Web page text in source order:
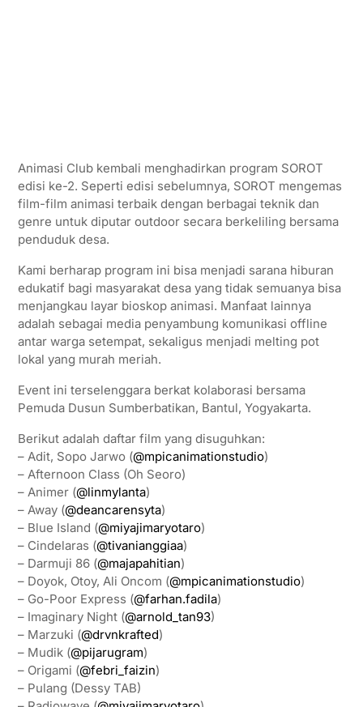
Animasi Club kembali menghadirkan program SOROT
edisi ke-2. Seperti edisi sebelumnya, SOROT mengemas
film-film animasi terbaik dengan berbagai teknik dan
genre untuk diputar outdoor secara berkeliling bersama
penduduk desa.
Kami berharap program ini bisa menjadi sarana hiburan
edukatif bagi masyarakat desa yang tidak semuanya bisa
menjangkau layar bioskop animasi. Manfaat lainnya
adalah sebagai media penyambung komunikasi offline
antar warga setempat, sekaligus menjadi melting pot
lokal yang murah meriah.
Event ini terselenggara berkat kolaborasi bersama
Pemuda Dusun Sumberbatikan, Bantul, Yogyakarta.
Berikut adalah daftar film yang disuguhkan:
– Adit, Sopo Jarwo (@mpicanimationstudio)
– Afternoon Class (Oh Seoro)
– Animer (@linmylanta)
– Away (@deancarensyta)
– Blue Island (@miyajimaryotaro)
– Cindelaras (@tivanianggiaa)
– Darmuji 86 (@majapahitian)
– Doyok, Otoy, Ali Oncom (@mpicanimationstudio)
– Go-Poor Express (@farhan.fadila)
– Imaginary Night (@arnold_tan93)
– Marzuki (@drvnkrafted)
– Mudik (@pijarugram)
– Origami (@febri_faizin)
– Pulang (Dessy TAB)